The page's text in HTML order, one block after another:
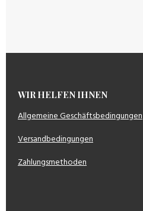
WIR HELFEN IHNEN
Allgemeine Geschäftsbedingungen
Versandbedingungen
Zahlungsmethoden